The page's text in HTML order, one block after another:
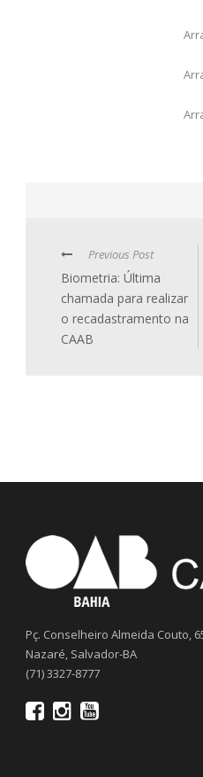
Previous Post
Biometria: Última
chamada para realizar
o recadastramento na
CAAB
Pç. Conselheiro Almeida Couto,
Nazaré, Salvador-BA
(71) 3327-8777